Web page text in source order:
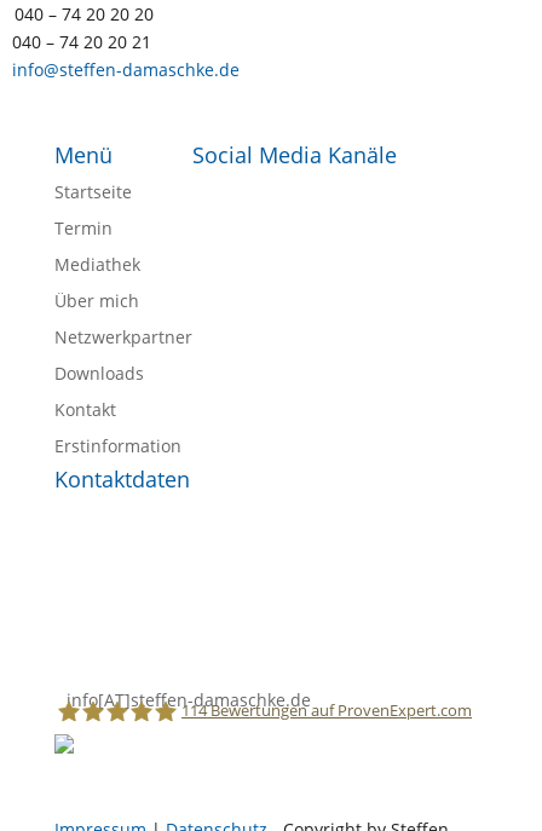
040 – 74 20 20 20
040 – 74 20 20 21
info@steffen-damaschke.de
Menü
Startseite
Termin
Mediathek
Über mich
Netzwerkpartner
Downloads
Kontakt
Erstinformation
Social Media Kanäle
Kontaktdaten
info[AT]steffen-damaschke.de
114Bewertungen auf ProvenExpert.com